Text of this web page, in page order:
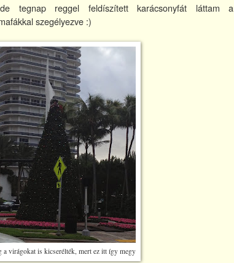
tegnap reggel feldíszített karácsonyfát láttam a
szegélyezve :)
a virágokat is kicserélték, mert ez itt így megy